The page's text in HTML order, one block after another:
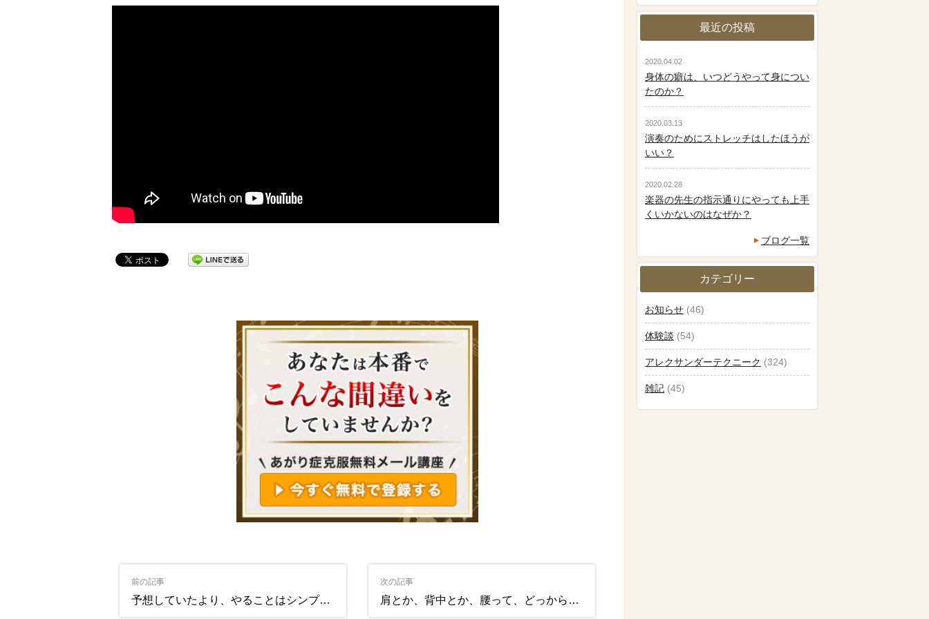
前の記事
予想していたより、やることはシンプルで、自分にもできそうだと思った。
次の記事
肩とか、背中とか、腰って、どっからどこまでなん？
最近の投稿
2020.04.02
身体の癖は、いつどうやって身につい
たのか？
2020.03.13
演奏のためにストレッチはしたほうが
いい？
2020.02.28
楽器の先生の指示通りにやっても上手
くいかないのはなぜか？
ブログ一覧
カテゴリー
お知らせ (46)
体験談 (54)
アレクサンダーテクニーク (324)
雑記 (45)